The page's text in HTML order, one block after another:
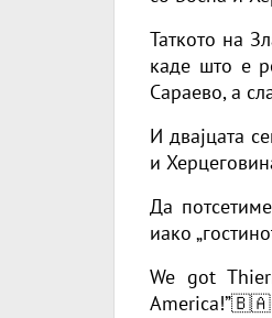
Таткото на
каде што е
Сараево, а
И двајцата
и
Да
иако
We got